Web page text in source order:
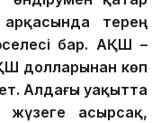
арқасында терең
бар. АҚШ –
долларынан көп
Алдағы уақытта
асырсақ,